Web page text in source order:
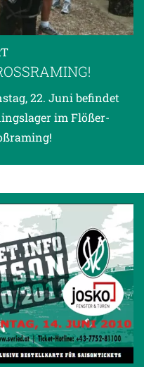
22. Juni befindet
im Flößer-